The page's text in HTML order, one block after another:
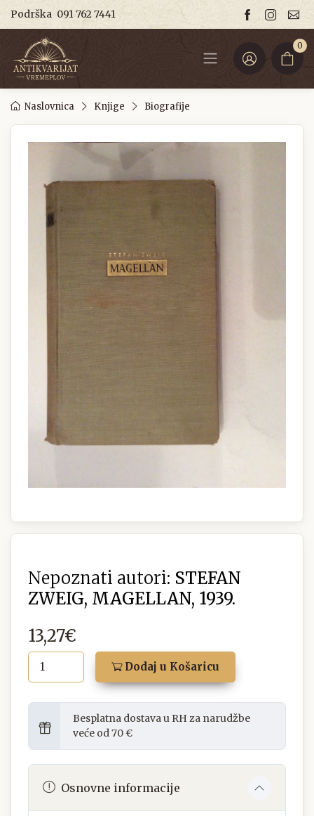
Podrška 091 762 7441
0
Naslovnica Knjige Biografije
Nepoznati autori: STEFAN
ZWEIG, MAGELLAN, 1939.
13,27€
Dodaj u Košaricu
Besplatna dostava u RH za narudžbe
veće od 70 €
Osnovne informacije